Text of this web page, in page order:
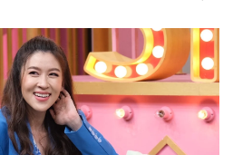
สริฐวิทย์ 2 ผู้กำกับ ชาลิต ไกรเลิศ
และ ชิตพล เรืองกัลป์